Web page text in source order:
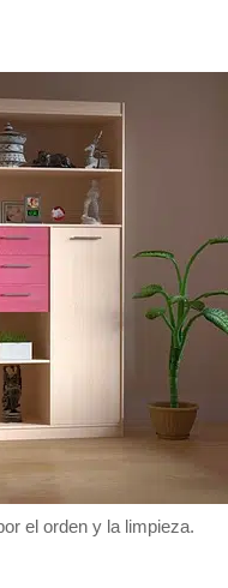
el orden y la limpieza.